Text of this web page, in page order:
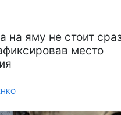
на яму не стоит
место